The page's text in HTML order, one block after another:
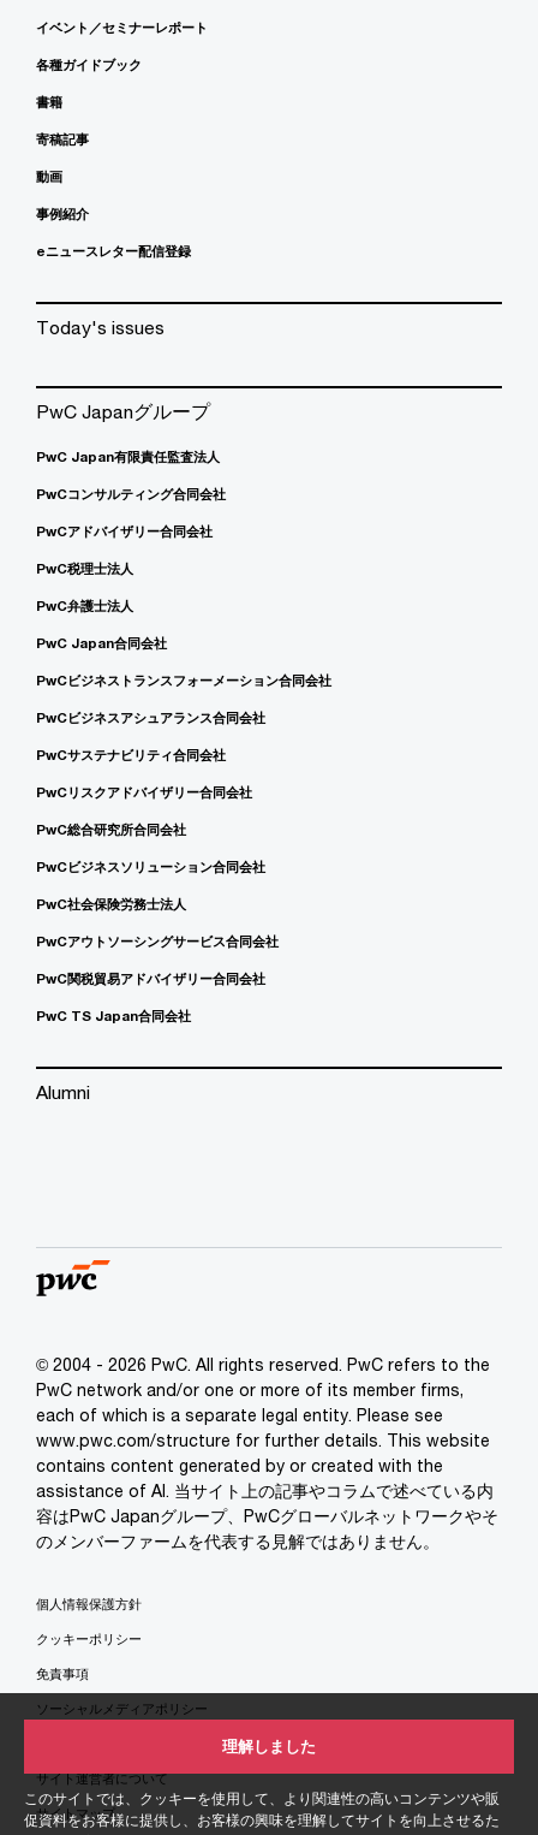
このサイトでは、クッキーを使用して、より関連性の高いコンテンツや販
促資料をお客様に提供し、お客様の興味を理解してサイトを向上させるた
理解しました
イベント／セミナーレポート
各種ガイドブック
書籍
寄稿記事
動画
事例紹介
eニュースレター配信登録
Today's issues
PwC Japanグループ
PwC Japan有限責任監査法人
PwCコンサルティング合同会社
PwCアドバイザリー合同会社
PwC税理士法人
PwC弁護士法人
PwC Japan合同会社
PwCビジネストランスフォーメーション合同会社
PwCビジネスアシュアランス合同会社
PwCサステナビリティ合同会社
PwCリスクアドバイザリー合同会社
PwC総合研究所合同会社
PwCビジネスソリューション合同会社
PwC社会保険労務士法人
PwCアウトソーシングサービス合同会社
PwC関税貿易アドバイザリー合同会社
PwC TS Japan合同会社
Alumni
© 2004 - 2026 PwC. All rights reserved. PwC refers to the
PwC network and/or one or more of its member firms,
each of which is a separate legal entity. Please see
www.pwc.com/structure for further details. This website
contains content generated by or created with the
assistance of AI. 当サイト上の記事やコラムで述べている内
容はPwC Japanグループ、PwCグローバルネットワークやそ
のメンバーファームを代表する見解ではありません。
個人情報保護方針
クッキーポリシー
免責事項
ソーシャルメディアポリシー
サイト運営者について
サイトマップ